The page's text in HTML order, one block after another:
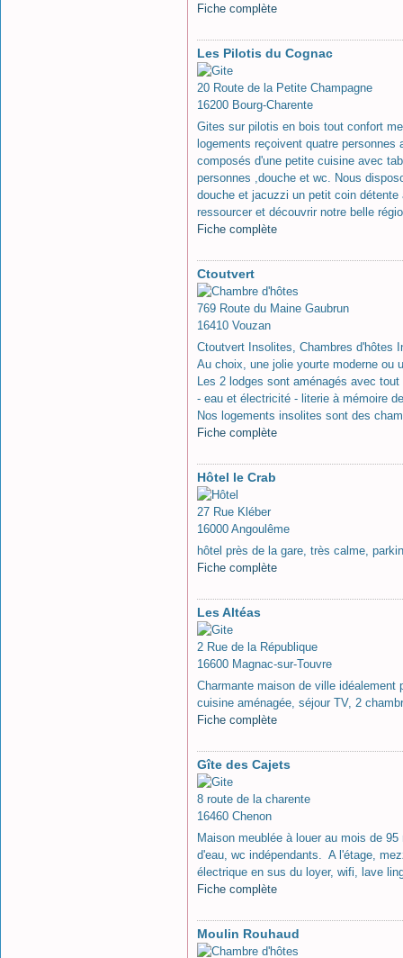
Fiche complète
Les Pilotis du Cognac
20 Route de la Petite Champagne
16200 Bourg-Charente
Gites sur pilotis en bois tout confort
logements reçoivent quatre
composés d'une petite cuisine avec
personnes ,douche et wc. Nous
douche et jacuzzi un petit coin
ressourcer et découvrir notre belle
Fiche complète
Ctoutvert
769 Route du Maine Gaubrun
16410 Vouzan
Ctoutvert Insolites, Chambres d'hôtes
Au choix, une jolie yourte moderne ou
Les 2 lodges sont aménagés avec
- eau et électricité - literie à mémoire
Nos logements insolites sont des
Fiche complète
Hôtel le Crab
27 Rue Kléber
16000 Angoulême
hôtel près de la gare, très calme,
Fiche complète
Les Altéas
2 Rue de la République
16600 Magnac-sur-Touvre
Charmante maison de ville idéalement
cuisine aménagée, séjour TV, 2
Fiche complète
Gîte des Cajets
8 route de la charente
16460 Chenon
Maison meublée à louer au mois de
d'eau, wc indépendants. A l'étage,
électrique en sus du loyer, wifi, lave
Fiche complète
Moulin Rouhaud